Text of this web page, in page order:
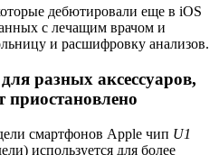
дебютировали еще в iOS
с лечащим врачом и
и расшифровку анализов.
разных аксессуаров,
приостановлено
смартфонов Apple чип U1
используется для более